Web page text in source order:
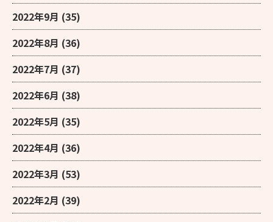
2022年9月 (35)
2022年8月 (36)
2022年7月 (37)
2022年6月 (38)
2022年5月 (35)
2022年4月 (36)
2022年3月 (53)
2022年2月 (39)